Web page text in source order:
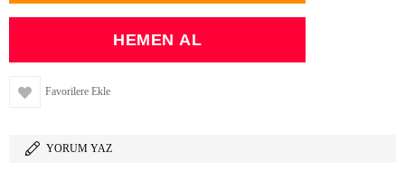
Favorilere Ekle
YORUM YAZ